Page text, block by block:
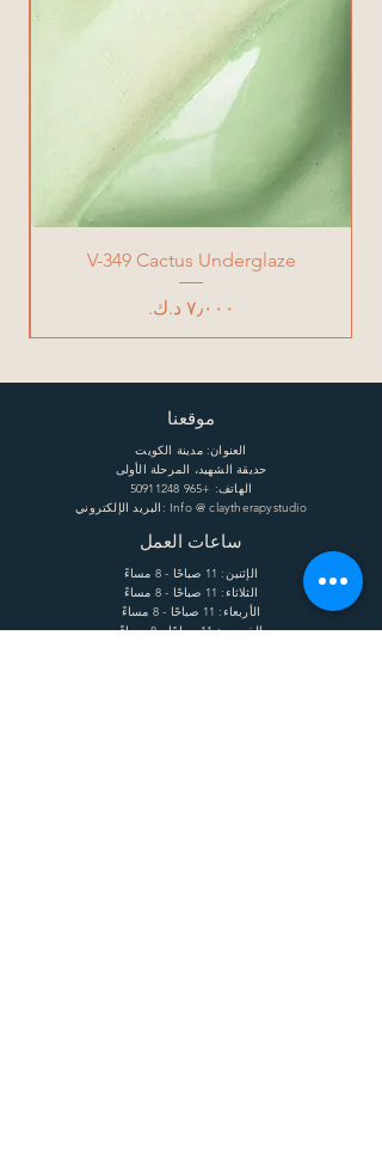
V-349 Cactus Underglaze
السعر
موقعنا
العنوان: مدينة الكويت
حديقة الشهيد، المرحلة الأولى
الهاتف: +965 50911248
البريد الإلكتروني: Info @ claytherapystudio
ساعات العمل
الإثنين: 11 صباحًا - 8 مساءً
الثلاثاء: 11 صباحًا - 8 مساءً
الأربعاء: 11 صباحًا - 8 مساءً
الخميس: 11 صباحًا - 8 مساءً